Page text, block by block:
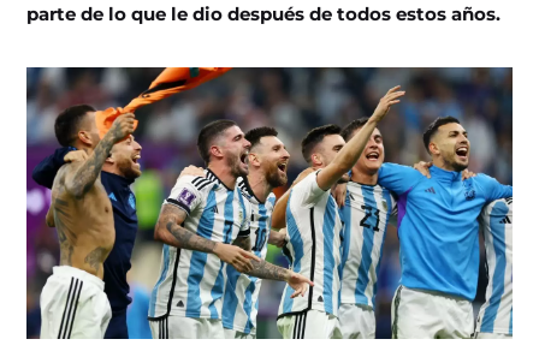
parte de lo que le dio después de todos estos años.